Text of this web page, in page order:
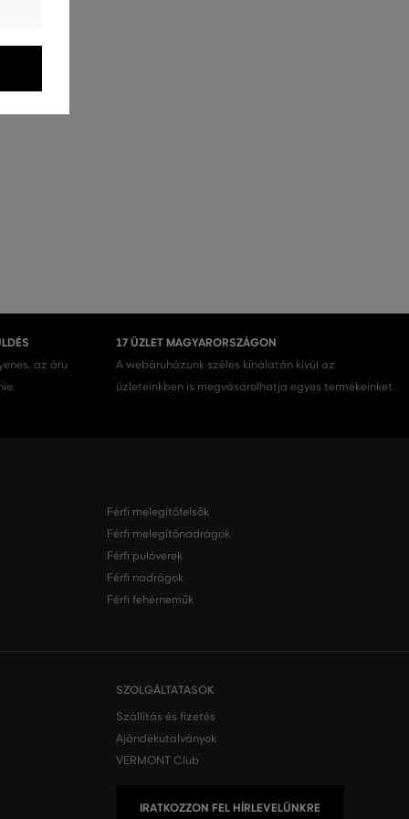
az áru
17 ÜZLET MAGYARORSZÁGON
A webáruházunk széles kínálatán kívül az
üzleteinkben is megvásárolhatja egyes termékeinket.
Férfi melegítőfelsők
Férfi melegítőnadrágok
Férfi pulóverek
Férfi nadrágok
Férfi fehérneműk
SZOLGÁLTATASOK
Szállítás és fizetés
Ajándékutalványok
VERMONT Club
IRATKOZZON FEL HÍRLEVELÜNKRE